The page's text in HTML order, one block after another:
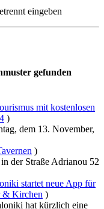
eingeben
gefunden
mit kostenlosen
)
dem 13. November,
)
der Straße Adrianou 52
startet neue App für
& Kirchen )
hat kürzlich eine